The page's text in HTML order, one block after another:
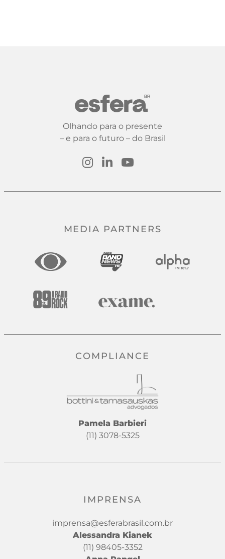
Olhando para o presente
– e para o futuro – do Brasil
MEDIA PARTNERS
COMPLIANCE
Pamela Barbieri
(11) 3078-5325
IMPRENSA
imprensa@esferabrasil.com.br
Alessandra Kianek
(11) 98405-3352